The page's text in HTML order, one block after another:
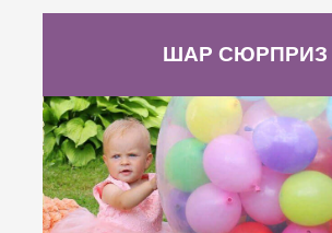
ШАР СЮРПРИЗ